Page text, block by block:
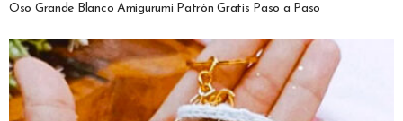
Oso Grande Blanco Amigurumi Patrón Gratis Paso a Paso